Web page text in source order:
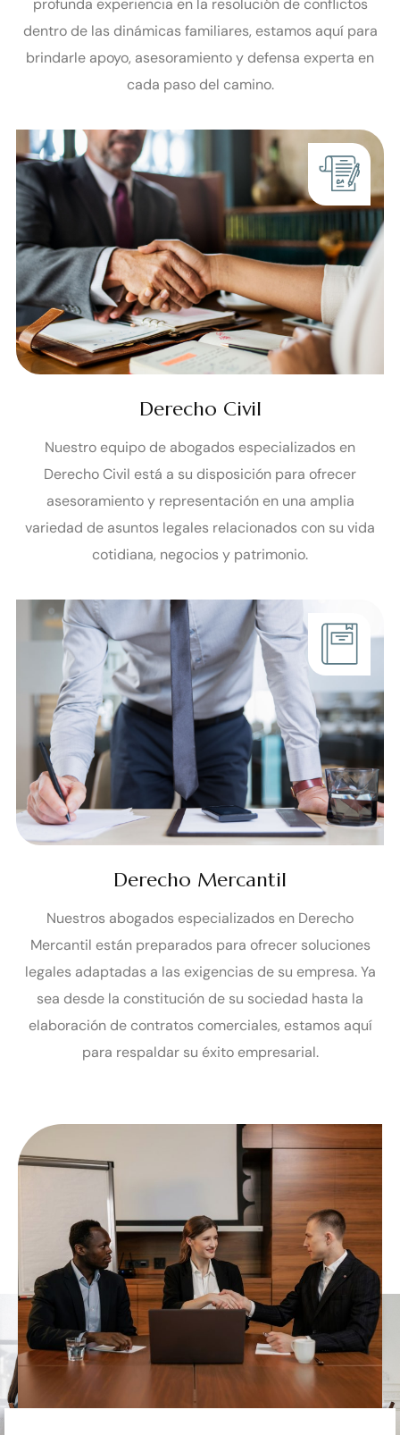
Con una especialización en Derecho de Familia y una
profunda experiencia en la resolución de conflictos
dentro de las dinámicas familiares, estamos aquí para
cada paso del camino.
Derecho Civil
Nuestro equipo de abogados especializados en
Derecho Civil está a su disposición para ofrecer
asesoramiento y representación en una amplia
cotidiana, negocios y patrimonio.
Derecho Mercantil
Nuestros abogados especializados en Derecho
Mercantil están preparados para ofrecer soluciones
legales adaptadas a las exigencias de su empresa. Ya
sea desde la constitución de su sociedad hasta la